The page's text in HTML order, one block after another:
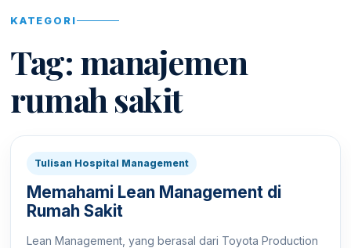
KATEGORI
Tag:manajemen
rumah sakit
Tulisan Hospital Management
Memahami Lean Management di
Rumah Sakit
Lean Management, yang berasal dari Toyota Production